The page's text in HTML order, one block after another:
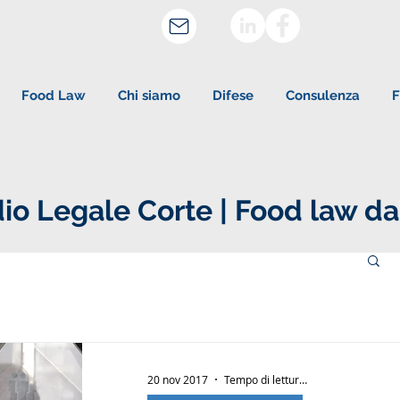
Food Law Chi siamo Difese Consulenza
Legale Corte | Food law
20 nov 2017 Tempo di lettura: 1 min